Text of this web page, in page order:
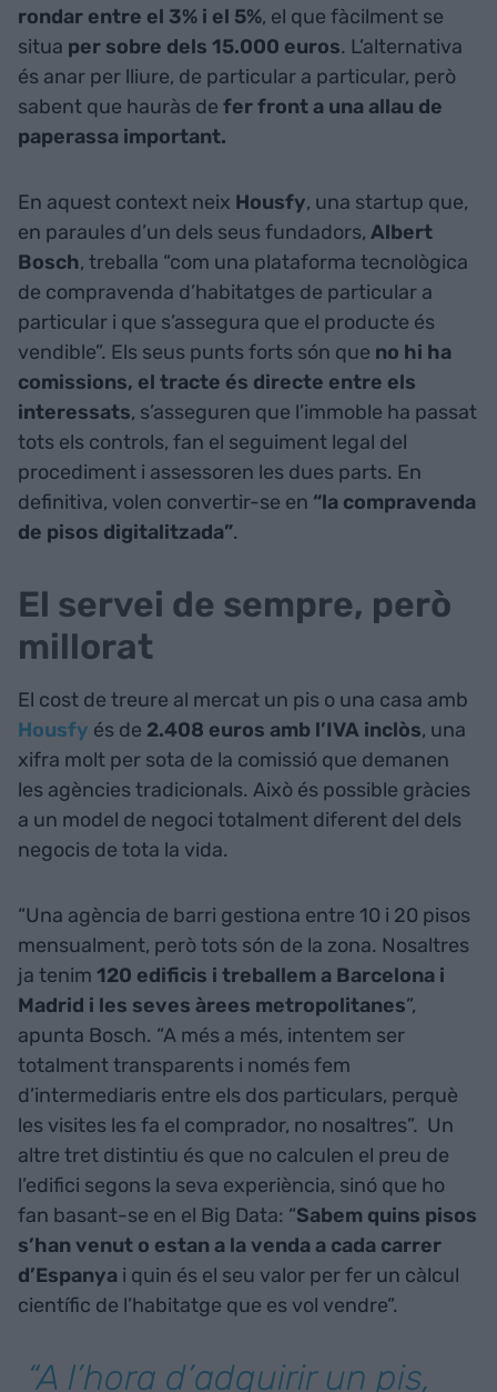
rondar entre el 3% i el 5%, el que fàcilment se
situa per sobre dels 15.000 euros. L’alternativa
és anar per lliure, de particular a particular, però
sabent que hauràs de fer front a una allau de
paperassa important.
En aquest context neix Housfy, una startup que,
en paraules d’un dels seus fundadors, Albert
Bosch, treballa “com una plataforma tecnològica
de compravenda d’habitatges de particular a
particular i que s’assegura que el producte és
vendible”. Els seus punts forts són que no hi ha
comissions, el tracte és directe entre els
interessats, s’asseguren que l’immoble ha passat
tots els controls, fan el seguiment legal del
procediment i assessoren les dues parts. En
definitiva, volen convertir-se en “la compravenda
de pisos digitalitzada”.
El servei de sempre, però
millorat
El cost de treure al mercat un pis o una casa amb
Housfy és de 2.408 euros amb l’IVA inclòs, una
xifra molt per sota de la comissió que demanen
les agències tradicionals. Això és possible gràcies
a un model de negoci totalment diferent del dels
negocis de tota la vida.
“Una agència de barri gestiona entre 10 i 20 pisos
mensualment, però tots són de la zona. Nosaltres
ja tenim 120 edificis i treballem a Barcelona i
Madrid i les seves àrees metropolitanes”,
apunta Bosch. “A més a més, intentem ser
totalment transparents i només fem
d’intermediaris entre els dos particulars, perquè
les visites les fa el comprador, no nosaltres”. Un
altre tret distintiu és que no calculen el preu de
l’edifici segons la seva experiència, sinó que ho
fan basant-se en el Big Data: “Sabem quins pisos
s’han venut o estan a la venda a cada carrer
d’Espanya i quin és el seu valor per fer un càlcul
científic de l’habitatge que es vol vendre”.
“A l’hora d’adquirir un pis,